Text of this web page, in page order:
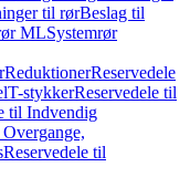
til rørBeslag til
MLSystemrør
ReduktionerReservedele
T-stykkerReservedele til
til Indvendig
Reservedele til